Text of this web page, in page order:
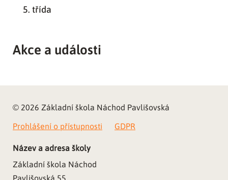
5. třída
Akce a události
© 2026 Základní škola Náchod Pavlišovská
Prohlášení o přístupnosti GDPR
Název a adresa školy
Základní škola Náchod
Pavlišovská 55